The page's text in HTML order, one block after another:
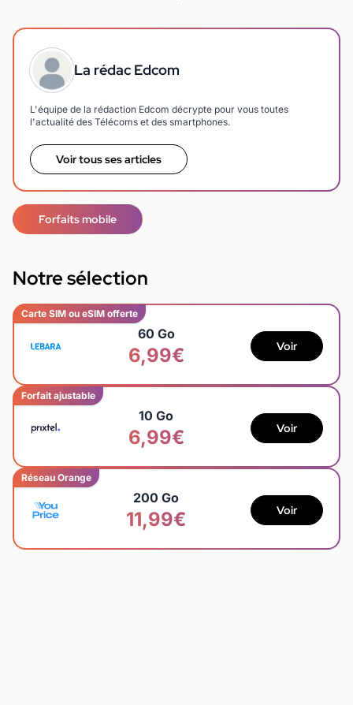
La rédac Edcom
L'équipe de la rédaction Edcom décrypte pour vous toutes
l'actualité des Télécoms et des smartphones.
Voir tous ses articles
Forfaits mobile
Notre sélection
Carte SIM ou eSIM offerte
60 Go
6,99€ Voir
Forfait ajustable
10 Go
6,99€ Voir
Réseau Orange
200 Go
11,99€ Voir